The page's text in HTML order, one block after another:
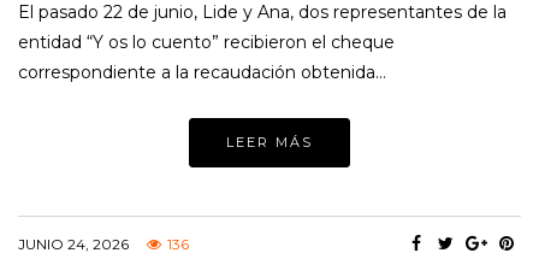
El pasado 22 de junio, Lide y Ana, dos representantes de la
entidad “Y os lo cuento” recibieron el cheque
correspondiente a la recaudación obtenida…
LEER MÁS
JUNIO 24, 2026 136